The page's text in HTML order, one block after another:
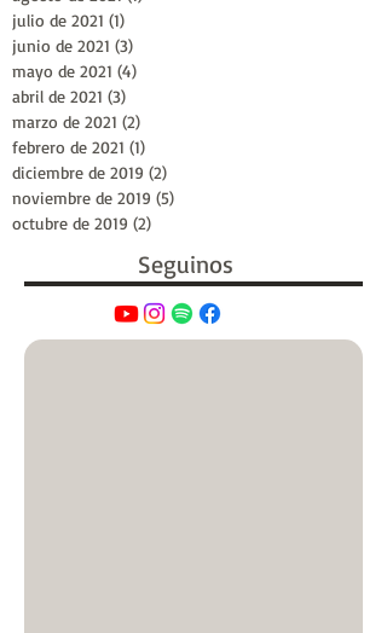
julio de 2021 (1)
junio de 2021 (3)
mayo de 2021 (4)
abril de 2021 (3)
marzo de 2021 (2)
febrero de 2021 (1)
diciembre de 2019 (2)
noviembre de 2019 (5)
octubre de 2019 (2)
Seguinos